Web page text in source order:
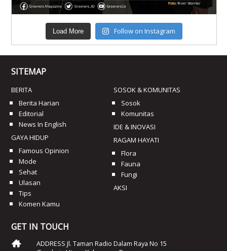
Load More Follow on Instagram
SITEMAP
BERITA
Berita Harian
Editorial
News In English
GAYA HIDUP
Famous Opinion
Mode
Sehat
Ulasan
Tips
Komen Kamu
SOSOK & KOMUNITAS
Sosok
Komunitas
IDE & INOVASI
RAGAM HAYATI
Flora
Fauna
Fungi
AKSI
GET IN TOUCH
ADDRESS Jl. Taman Radio Dalam Raya No 15